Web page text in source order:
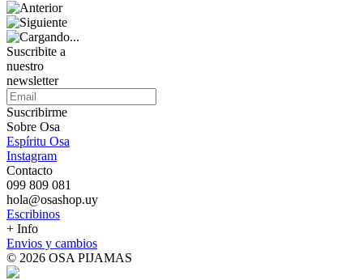
Suscribite a
nuestro
newsletter
Suscribirme
Sobre Osa
Espíritu Osa
Instagram
Contacto
099 809 081
hola@osashop.uy
Escribinos
+ Info
Envios y cambios
© 2026 OSA PIJAMAS